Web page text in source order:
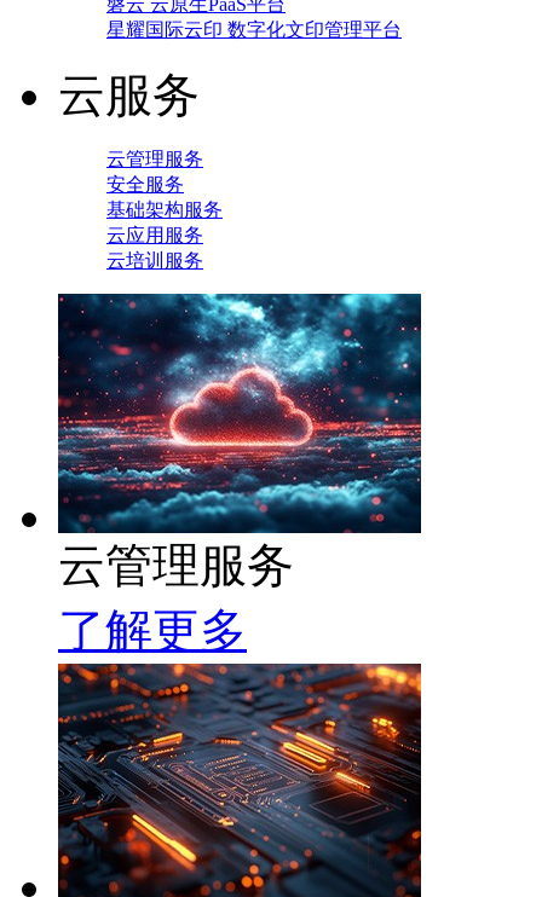
磐云 云原生PaaS平台
星耀国际云印 数字化文印管理平台
云服务
云管理服务
安全服务
基础架构服务
云应用服务
云培训服务
云管理服务
了解更多